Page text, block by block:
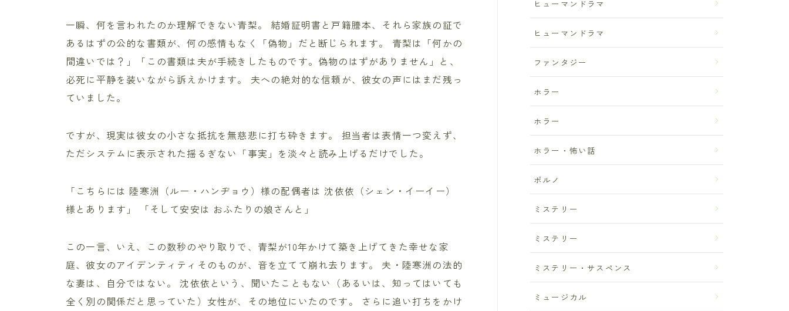
一瞬、何を言われたのか理解できない青梨。 結婚証明書と戸籍謄本、それら家族の証で
あるはずの公的な書類が、何の感情もなく「偽物」だと断じられます。 青梨は「何かの
間違いでは？」「この書類は夫が手続きしたものです。偽物のはずがありません」と、
必死に平静を装いながら訴えかけます。 夫への絶対的な信頼が、彼女の声にはまだ残っ
ていました。
ですが、現実は彼女の小さな抵抗を無慈悲に打ち砕きます。 担当者は表情一つ変えず、
ただシステムに表示された揺るぎない「事実」を淡々と読み上げるだけでした。
「こちらには 陸寒洲（ルー・ハンヂョウ）様の配偶者は 沈依依（シェン・イーイー）
様とあります」 「そして安安は おふたりの娘さんと」
この一言、いえ、この数秒のやり取りで、青梨が10年かけて築き上げてきた幸せな家
庭、彼女のアイデンティティそのものが、音を立てて崩れ去ります。 夫・陸寒洲の法的
な妻は、自分ではない。 沈依依という、聞いたこともない（あるいは、知ってはいても
全く別の関係だと思っていた）女性が、その地位にいたのです。 さらに追い打ちをかけ
ヒューマンドラマ
ヒューマンドラマ
ファンタジー
ホラー
ホラー
ホラー・怖い話
ポルノ
ミステリー
ミステリー
ミステリー・サスペンス
ミュージカル